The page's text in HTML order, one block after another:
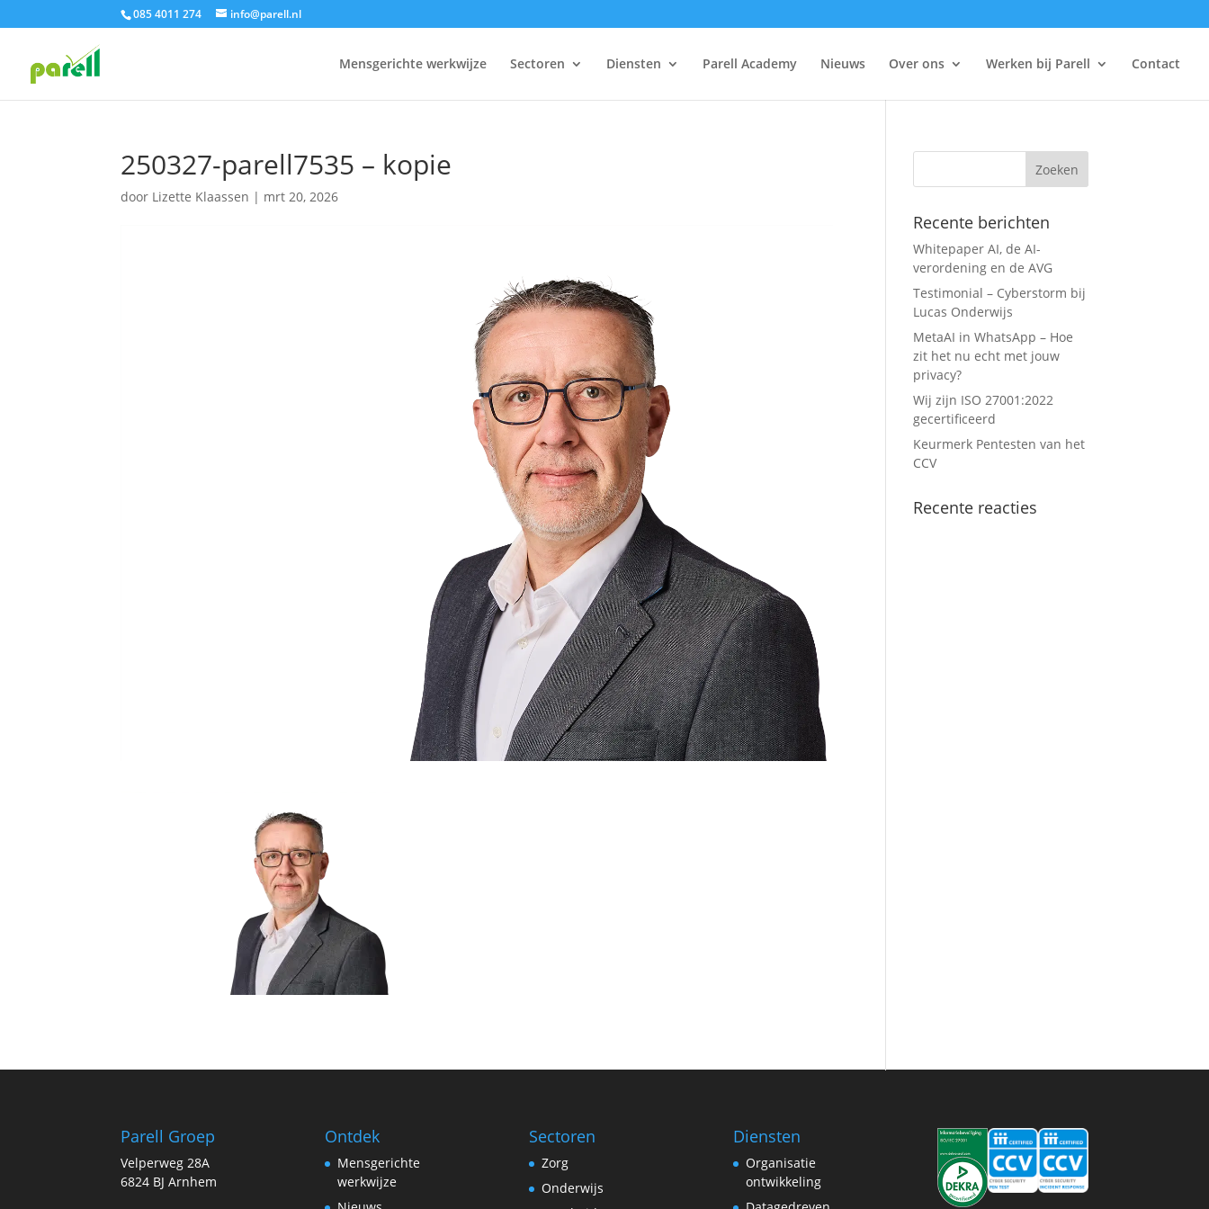
085 4011 274 info@parell.nl
Mensgerichte werkwijze Sectoren Diensten Parell Academy Nieuws Over ons Werken bij Parell Contact
250327-parell7535 – kopie
door Lizette Klaassen | mrt 20, 2026
Recente berichten
Whitepaper AI, de AI-
verordening en de AVG
Testimonial – Cyberstorm bij
Lucas Onderwijs
MetaAI in WhatsApp – Hoe
zit het nu echt met jouw
privacy?
Wij zijn ISO 27001:2022
gecertificeerd
Keurmerk Pentesten van het
CCV
Recente reacties
Parell Groep
Velperweg 28A
6824 BJ Arnhem
Ontdek
Mensgerichte
werkwijze
Sectoren
Zorg
Onderwijs
Diensten
Organisatie
ontwikkeling